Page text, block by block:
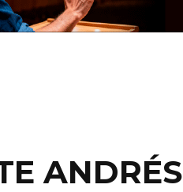
ANDRÉS